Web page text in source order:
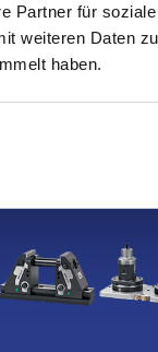
Partner für
weiteren Daten
haben.